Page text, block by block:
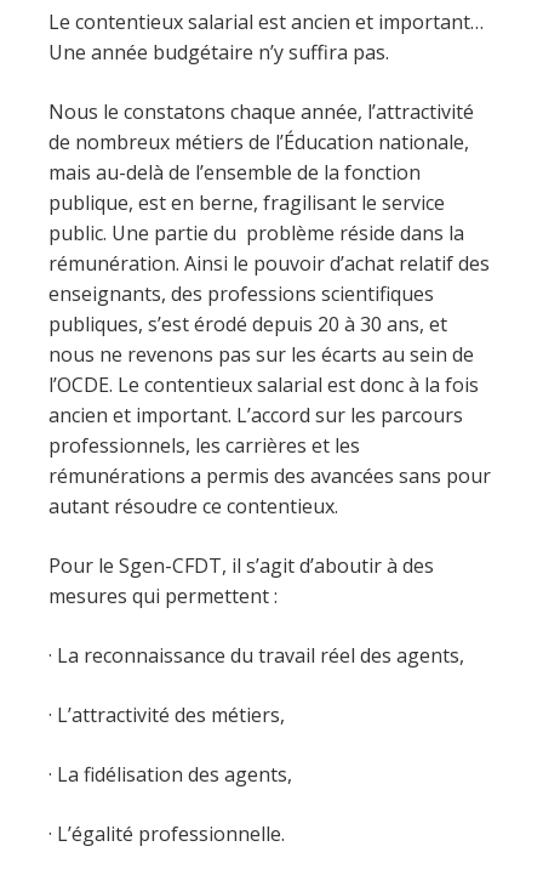
Le contentieux salarial est ancien et important…
Une année budgétaire n’y suffira pas.
Nous le constatons chaque année, l’attractivité
de nombreux métiers de l’Éducation nationale,
mais au-delà de l’ensemble de la fonction
publique, est en berne, fragilisant le service
public. Une partie du problème réside dans la
rémunération. Ainsi le pouvoir d’achat relatif des
enseignants, des professions scientifiques
publiques, s’est érodé depuis 20 à 30 ans, et
nous ne revenons pas sur les écarts au sein de
l’OCDE. Le contentieux salarial est donc à la fois
ancien et important. L’accord sur les parcours
professionnels, les carrières et les
rémunérations a permis des avancées sans pour
autant résoudre ce contentieux.
Pour le Sgen-CFDT, il s’agit d’aboutir à des
mesures qui permettent :
· La reconnaissance du travail réel des agents,
· L’attractivité des métiers,
· La fidélisation des agents,
· L’égalité professionnelle.